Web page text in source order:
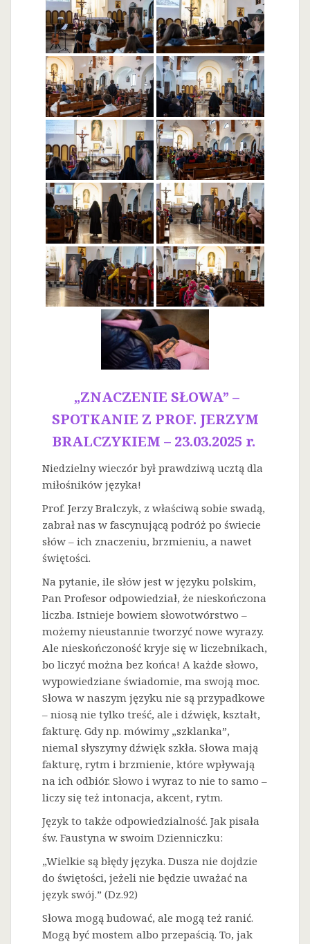
„ZNACZENIE SŁOWA” –
SPOTKANIE Z PROF. JERZYM
BRALCZYKIEM – 23.03.2025 r.
Niedzielny wieczór był prawdziwą ucztą dla
miłośników języka!
Prof. Jerzy Bralczyk, z właściwą sobie swadą,
zabrał nas w fascynującą podróż po świecie
słów – ich znaczeniu, brzmieniu, a nawet
świętości.
Na pytanie, ile słów jest w języku polskim,
Pan Profesor odpowiedział, że nieskończona
liczba. Istnieje bowiem słowotwórstwo –
możemy nieustannie tworzyć nowe wyrazy.
Ale nieskończoność kryje się w liczebnikach,
bo liczyć można bez końca! A każde słowo,
wypowiedziane świadomie, ma swoją moc.
Słowa w naszym języku nie są przypadkowe
– niosą nie tylko treść, ale i dźwięk, kształt,
fakturę. Gdy np. mówimy „szklanka”,
niemal słyszymy dźwięk szkła. Słowa mają
fakturę, rytm i brzmienie, które wpływają
na ich odbiór. Słowo i wyraz to nie to samo –
liczy się też intonacja, akcent, rytm.
Język to także odpowiedzialność. Jak pisała
św. Faustyna w swoim Dzienniczku:
„Wielkie są błędy języka. Dusza nie dojdzie
do świętości, jeżeli nie będzie uważać na
język swój.” (Dz.92)
Słowa mogą budować, ale mogą też ranić.
Mogą być mostem albo przepaścią. To, jak